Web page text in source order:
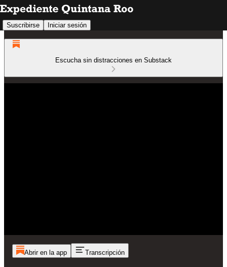
Suscribirse Iniciar sesión
Escucha sin distracciones en Substack
Abrir en la app Transcripción